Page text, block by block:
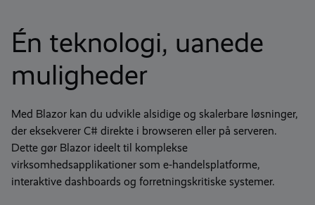
Én teknologi, uanede
muligheder
Med Blazor kan du udvikle alsidige og skalerbare løsninger,
der eksekverer C# direkte i browseren eller på serveren.
Dette gør Blazor ideelt til komplekse
virksomhedsapplikationer som e-handelsplatforme,
interaktive dashboards og forretningskritiske systemer.